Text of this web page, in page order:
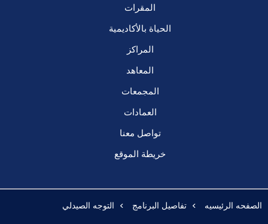
المقرات
الحياة بالأكاديمية
المراكز
المعاهد
المجمعات
العمادات
تواصل معنا
خريطة الموقع
الصفحه الرئيسيه تفاصيل البرنامج التوجه الصيدلي